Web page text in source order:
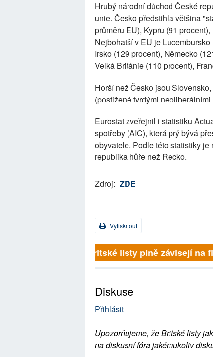
Hrubý národní důchod České
unie. Česko předstihla většina
průměru EU), Kypru (91
Nejbohatší v EU je
Irsko (129 procent), Německo
Velká Británie (110 procent),
Horší než Česko jsou
(postižené tvrdými
Eurostat zveřejnil i statistiku
spotřeby (AIC), která prý bývá
obyvatele. Podle této statistiky
republika hůře než Řecko.
Zdroj: ZDE
Vytisknout
Britské listy plně závisejí
Diskuse
Přihlásit
Upozorňujeme, že Britské listy
na diskusní fóra jakémukoliv